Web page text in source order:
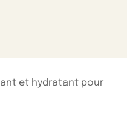
et hydratant pour